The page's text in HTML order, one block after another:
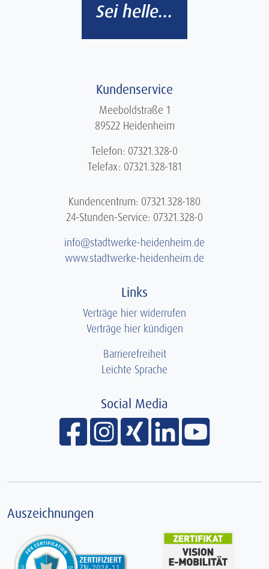
Sei helle...
Kundenservice
Meeboldstraße 1
89522 Heidenheim
Telefon: 07321.328-0
Telefax: 07321.328-181
Kundencentrum: 07321.328-180
24-Stunden-Service: 07321.328-0
info@stadtwerke-heidenheim.de
www.stadtwerke-heidenheim.de
Links
Verträge hier widerrufen
Verträge hier kündigen
Barrierefreiheit
Leichte Sprache
Social Media
FacebookInstagram
xing linkedinYoutube
Auszeichnungen